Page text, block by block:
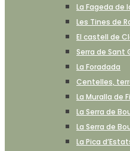
La Fageda de
Les Tines de
El castell de
Serra de Sant
La Foradada
Centelles,
La Muralla de
La Serra de
La Serra de
La Pica